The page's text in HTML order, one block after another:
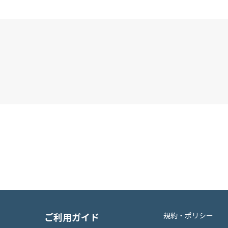
ご利用ガイド 規約・ポリシー